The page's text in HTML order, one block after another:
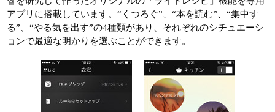
アプリに搭載しています。“くつろぐ”、“本を読む”、“集中す
る”、“やる気を出す”の4種類があり、それぞれのシチュエーシ
ョンで最適な明かりを選ぶことができます。